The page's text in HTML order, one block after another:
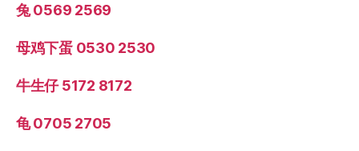
兔 0569 2569
母鸡下蛋 0530 2530
牛生仔 5172 8172
龟 0705 2705